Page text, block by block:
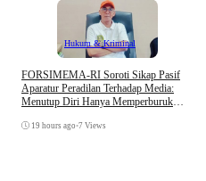
Hukum & Kriminal
​FORSIMEMA-RI Soroti Sikap Pasif
Aparatur Peradilan Terhadap Media:
Menutup Diri Hanya Memperburuk
19 hours ago •7 Views